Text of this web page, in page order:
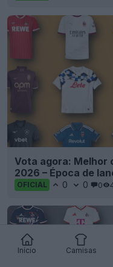
Início Camisas
Vota agora: Melhor
2026 – Época de
OFICIAL 0 0 0